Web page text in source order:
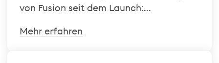
von Fusion seit dem Launch:...
Mehr erfahren